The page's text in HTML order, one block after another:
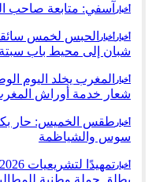
أخبار آسفي: متابعة صاحب
أخبار أخبار
الحبس لخمس
شبان إلى محيط باب سبتة
أخبار
المغرب يخلد اليوم
شعار خدمة أوراش المغرب
أخبار طقس الخميس: ﺣﺎﺭ
سوس والشياظمة
أخبار
يطلق حملة وطنية